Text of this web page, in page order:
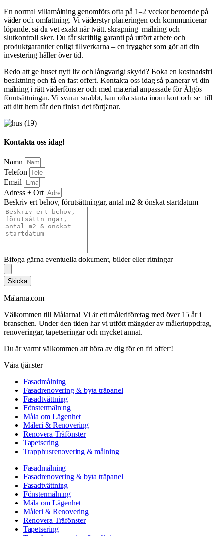
En normal villamålning genomförs ofta på 1–2 veckor beroende på
väder och omfattning. Vi väderstyr planeringen och kommunicerar
löpande, så du vet exakt när tvätt, skrapning, målning och
slutkontroll sker. Du får skriftlig garanti på utfört arbete och
produktgarantier enligt tillverkarna – en trygghet som gör att din
investering håller över tid.
Redo att ge huset nytt liv och långvarigt skydd? Boka en kostnadsfri
besiktning och få en fast offert. Kontakta oss idag så planerar vi din
målning i rätt väderfönster och med material anpassade för Älgös
förutsättningar. Vi svarar snabbt, kan ofta starta inom kort och ser till
att ditt hem får den finish det förtjänar.
Kontakta oss idag!
Namn
Telefon
Email
Adress + Ort
Beskriv ert behov, förutsättningar, antal m2 & önskat startdatum
Bifoga gärna eventuella dokument, bilder eller ritningar
Skicka
Målarna.com
Välkommen till Målarna! Vi är ett måleriföretag med över 15 år i
branschen. Under den tiden har vi utfört mängder av måleriuppdrag,
renoveringar, tapetseringar och mycket annat.
Du är varmt välkommen att höra av dig för en fri offert!
Våra tjänster
Fasadmålning
Fasadrenovering & byta träpanel
Fasadtvättning
Fönstermålning
Måla om Lägenhet
Måleri & Renovering
Renovera Träfönster
Tapetsering
Trapphusrenovering & målning
Fasadmålning
Fasadrenovering & byta träpanel
Fasadtvättning
Fönstermålning
Måla om Lägenhet
Måleri & Renovering
Renovera Träfönster
Tapetsering